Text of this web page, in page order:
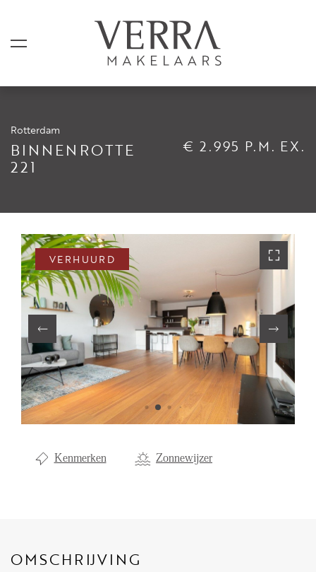
Rotterdam
BINNENROTTE
221
€ 2.995 P.M. EX.
VERHUURD
Kenmerken Zonnewijzer
OMSCHRIJVING
AANBOD
Shortstay
Verkocht
Verhuurd
DIENSTEN
Aanhuur
Aankoop
Beheer
Verhuur
Nieuwbouw
LOCAL LIFE